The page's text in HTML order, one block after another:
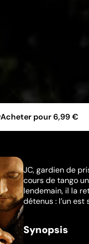
Acheter pour6,99 €
JC, gardien de
cours de tango
lendemain, il la
détenus : l’un est
Synopsis